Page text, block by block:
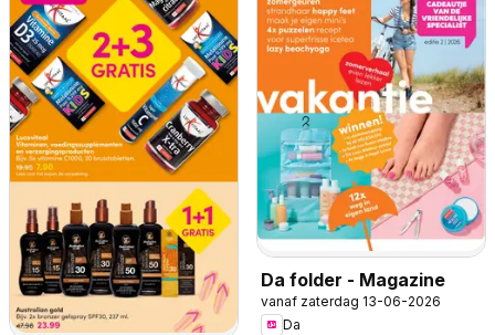
Da folder - Magazine
vanaf zaterdag 13-06-2026
Da